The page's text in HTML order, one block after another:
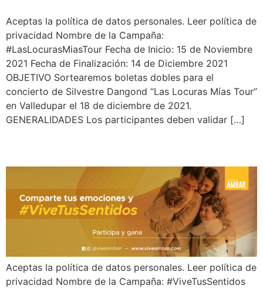
Aceptas la política de datos personales. Leer política de
privacidad Nombre de la Campaña:
#LasLocurasMiasTour Fecha de Inicio: 15 de Noviembre
2021 Fecha de Finalización: 14 de Diciembre 2021
OBJETIVO Sortearemos boletas dobles para el
concierto de Silvestre Dangond “Las Locuras Mías Tour”
en Valledupar el 18 de diciembre de 2021.
GENERALIDADES Los participantes deben validar […]
Aceptas la política de datos personales. Leer política de
privacidad Nombre de la Campaña: #ViveTusSentidos